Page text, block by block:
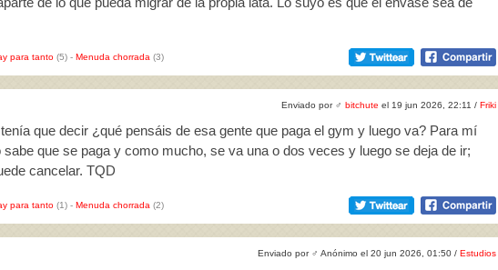
para tanto (5) - Menuda chorrada (3)
Enviado por ♂ bitchute el 19 jun 2026, 22:11 / Friki
que decir ¿qué pensáis de esa gente que paga el gym y luego va? Para mí
sabe que se paga y como mucho, se va una o dos veces y luego se deja de ir;
cancelar. TQD
para tanto (1) - Menuda chorrada (2)
Enviado por ♂ Anónimo el 20 jun 2026, 01:50 / Estudios